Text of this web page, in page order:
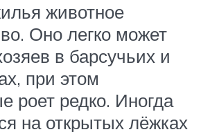
животное
Оно легко может
в барсучьих и
при этом
роет редко. Иногда
на открытых лёжках